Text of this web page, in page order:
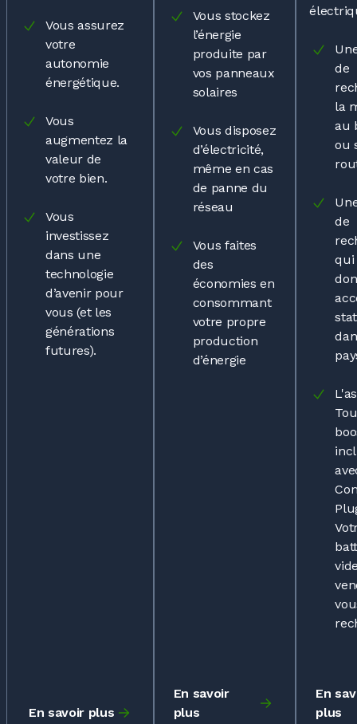
Vous assurez
votre
autonomie
énergétique.
Vous
augmentez la
valeur de
votre bien.
Vous
investissez
dans une
technologie
d’avenir pour
vous (et les
générations
futures).
En savoir plus
Vous stockez
l’énergie
produite par
vos panneaux
solaires
Vous disposez
d’électricité,
même en cas
de panne du
réseau
Vous faites
des
économies en
consommant
votre propre
production
d’énergie
En savoir
plus
de
la
au
ou
de
qui
En
plus